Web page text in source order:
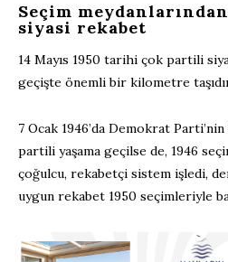
Seçim
siyasi rekabet
14 Mayıs 1950 tarihi çok partili
geçişte önemli bir kilometre
7 Ocak 1946’da Demokrat
partili yaşama geçilse de, 1946
çoğulcu, rekabetçi sistem işledi,
uygun rekabet 1950 seçimleriyle